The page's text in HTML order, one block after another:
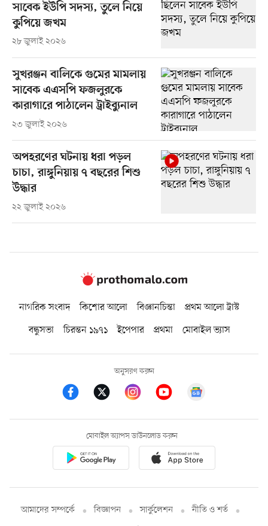
সাবেক ইউপি সদস্য, তুলে নিয়ে
কুপিয়ে জখম
২৮ জুলাই ২০২৬
সুখরঞ্জন বালিকে গুমের মামলায়
সাবেক এএসপি ফজলুরকে
কারাগারে পাঠালেন ট্রাইব্যুনাল
২৩ জুলাই ২০২৬
অপহরণের ঘটনায় ধরা পড়ল
চাচা, রাঙ্গুনিয়ায় ৭ বছরের শিশু
উদ্ধার
২২ জুলাই ২০২৬
নাগরিক সংবাদ কিশোর আলো বিজ্ঞানচিন্তা
প্রথম আলো ট্রাস্ট
বন্ধুসভা
চিরন্তন ১৯৭১ ইপেপার প্রথমা মোবাইল ভ্যাস
অনুসরণ করুন
মোবাইল অ্যাপস ডাউনলোড করুন
আমাদের সম্পর্কে বিজ্ঞাপন সার্কুলেশন
নীতি ও শর্ত